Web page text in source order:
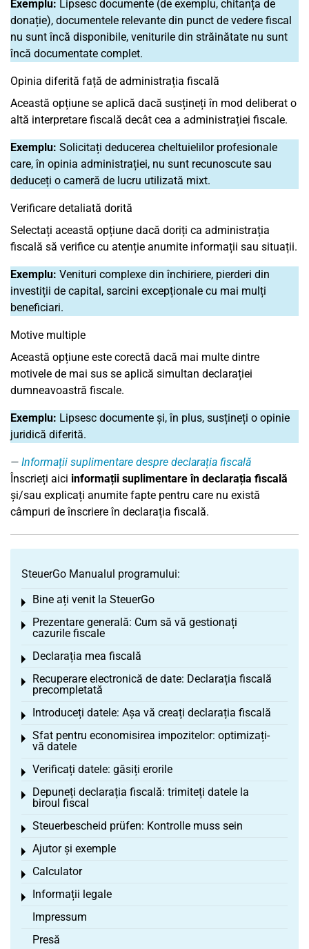
Exemplu: Lipsesc documente (de exemplu, chitanța de
donație), documentele relevante din punct de vedere fiscal
nu sunt încă disponibile, veniturile din străinătate nu sunt
încă documentate complet.
Opinia diferită față de administrația fiscală
Această opțiune se aplică dacă susțineți în mod deliberat o
altă interpretare fiscală decât cea a administrației fiscale.
Exemplu: Solicitați deducerea cheltuielilor profesionale
care, în opinia administrației, nu sunt recunoscute sau
deduceți o cameră de lucru utilizată mixt.
Verificare detaliată dorită
Selectați această opțiune dacă doriți ca administrația
fiscală să verifice cu atenție anumite informații sau situații.
Exemplu: Venituri complexe din închiriere, pierderi din
investiții de capital, sarcini excepționale cu mai mulți
beneficiari.
Motive multiple
Această opțiune este corectă dacă mai multe dintre
motivele de mai sus se aplică simultan declarației
dumneavoastră fiscale.
Exemplu: Lipsesc documente și, în plus, susțineți o opinie
juridică diferită.
Informații suplimentare despre declarația fiscală
Înscrieți aici informații suplimentare în declarația fiscală
și/sau explicați anumite fapte pentru care nu există
câmpuri de înscriere în declarația fiscală.
SteuerGo Manualul programului:
Bine ați venit la SteuerGo
Toggle menu
Prezentare generală: Cum să vă gestionați
cazurile fiscale
Toggle menu
Declarația mea fiscală
Toggle menu
Recuperare electronică de date: Declarația fiscală
precompletată
Toggle menu
Introduceți datele: Așa vă creați declarația fiscală
Toggle menu
Sfat pentru economisirea impozitelor: optimizați-
vă datele
Toggle menu
Verificați datele: găsiți erorile
Toggle menu
Depuneți declarația fiscală: trimiteți datele la
biroul fiscal
Toggle menu
Steuerbescheid prüfen: Kontrolle muss sein
Toggle menu
Ajutor și exemple
Toggle menu
Calculator
Toggle menu
Informații legale
Toggle menu
Impressum
Presă